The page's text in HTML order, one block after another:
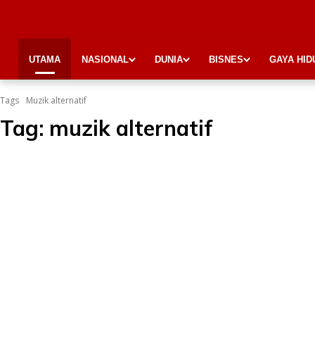
UTAMA NASIONAL DUNIA BISNES GAYA
Tags Muzik alternatif
Tag: muzik alternatif